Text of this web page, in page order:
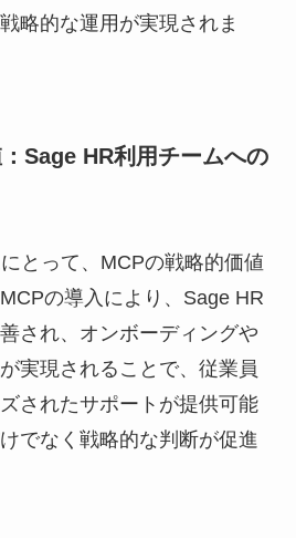
略的な運用が実現されま
Sage HR利用チームへの
とって、MCPの戦略的価値
の導入により、Sage HR
され、オンボーディングや
実現されることで、従業員
されたサポートが提供可能
でなく戦略的な判断が促進